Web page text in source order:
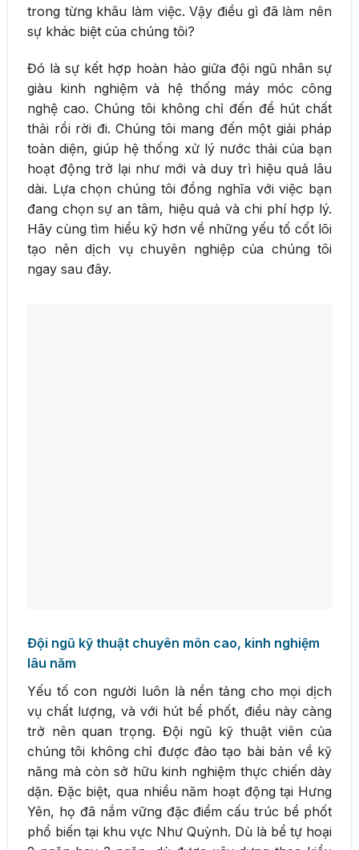
trong từng khâu làm việc. Vậy điều gì đã làm nên
sự khác biệt của chúng tôi?
Đó là sự kết hợp hoàn hảo giữa đội ngũ nhân sự
giàu kinh nghiệm và hệ thống máy móc công
nghệ cao. Chúng tôi không chỉ đến để hút chất
thải rồi rời đi. Chúng tôi mang đến một giải pháp
toàn diện, giúp hệ thống xử lý nước thải của bạn
hoạt động trở lại như mới và duy trì hiệu quả lâu
dài. Lựa chọn chúng tôi đồng nghĩa với việc bạn
đang chọn sự an tâm, hiệu quả và chi phí hợp lý.
Hãy cùng tìm hiểu kỹ hơn về những yếu tố cốt lõi
tạo nên dịch vụ chuyên nghiệp của chúng tôi
ngay sau đây.
Đội ngũ kỹ thuật chuyên môn cao, kinh nghiệm
lâu năm
Yếu tố con người luôn là nền tảng cho mọi dịch
vụ chất lượng, và với hút bể phốt, điều này càng
trở nên quan trọng. Đội ngũ kỹ thuật viên của
chúng tôi không chỉ được đào tạo bài bản về kỹ
năng mà còn sở hữu kinh nghiệm thực chiến dày
dặn. Đặc biệt, qua nhiều năm hoạt động tại Hưng
Yên, họ đã nắm vững đặc điểm cấu trúc bể phốt
phổ biến tại khu vực Như Quỳnh. Dù là bể tự hoại